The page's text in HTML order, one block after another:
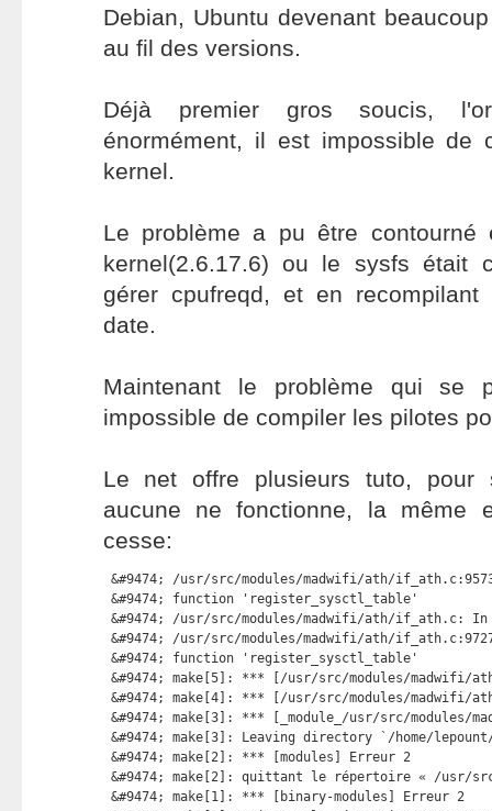
Debian, Ubuntu devenant
au fil des versions.
Déjà premier gros soucis,
énormément, il est impossible de
kernel.
Le problème a pu être contourné
kernel(2.6.17.6) ou le sysfs était
gérer cpufreqd, et en
date.
Maintenant le problème qui se
impossible de compiler les pilotes
Le net offre plusieurs tuto, pour
aucune ne fonctionne, la même
cesse:
&#9474; /usr/src/modules/madwifi/ath/
&#9474; function 'register_sysctl_table'
&#9474; /usr/src/modules/madwifi/ath/if_ath.c:
&#9474; /usr/src/modules/madwifi/ath/
&#9474; function 'register_sysctl_table'
&#9474; make[5]: *** [/usr/src/modules/
&#9474; make[4]: *** [/usr/src/modules/
&#9474; make[3]: *** [_module_/usr/src/
&#9474; make[3]: Leaving directory `/home/
&#9474; make[2]: *** [modules] Erreur 2
&#9474; make[2]: quittant le répertoire « /usr/
&#9474; make[1]: *** [binary-modules]